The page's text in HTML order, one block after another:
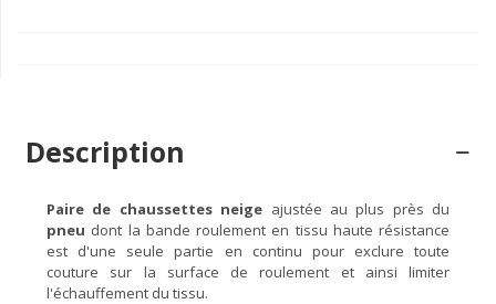
Description
Paire de chaussettes neige ajustée au plus près du
pneu dont la bande roulement en tissu haute résistance
est d'une seule partie en continu pour exclure toute
couture sur la surface de roulement et ainsi limiter
l'échauffement du tissu.